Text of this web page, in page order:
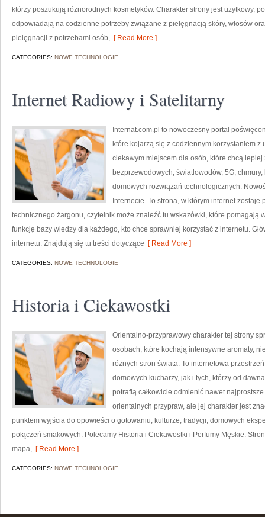
którzy poszukują różnorodnych kosmetyków. Charakter strony jest użytkowy,
odpowiadają na codzienne potrzeby związane z pielęgnacją skóry, włosów
pielęgnacji z potrzebami osób, [ Read More ]
CATEGORIES: NOWE TECHNOLOGIE
Internet Radiowy i Satelitarny
Internat.com.pl to nowoczesny portal
które kojarzą się z codziennym korzystaniem
ciekawym miejscem dla osób, które chcą
bezprzewodowych, światłowodów, 5G,
domowych rozwiązań technologicznych.
Internecie. To strona, w którym internet zostaje
technicznego żargonu, czytelnik może znaleźć tu wskazówki, które pomagają
funkcję bazy wiedzy dla każdego, kto chce sprawniej korzystać z internetu.
internetu. Znajdują się tu treści dotyczące [ Read More ]
CATEGORIES: NOWE TECHNOLOGIE
Historia i Ciekawostki
Orientalno-przyprawowy charakter tej strony
osobach, które kochają intensywne aromaty,
różnych stron świata. To internetowa
domowych kucharzy, jak i tych, którzy od
potrafią całkowicie odmienić nawet
orientalnych przypraw, ale jej charakter jest
punktem wyjścia do opowieści o gotowaniu, kulturze, tradycji, domowych
połączeń smakowych. Polecamy Historia i Ciekawostki i Perfumy Męskie.
mapa, [ Read More ]
CATEGORIES: NOWE TECHNOLOGIE